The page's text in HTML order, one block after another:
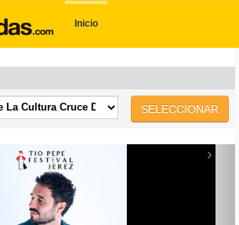
Inicio
SELECCIONAR
›